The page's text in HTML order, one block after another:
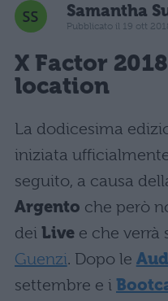
Samantha
Pubblicato il 19 ott
X Factor
location
La dodicesima
iniziata
seguito, a causa
Argento che però
dei Live e che verrà
Guenzi. Dopo le
settembre e i